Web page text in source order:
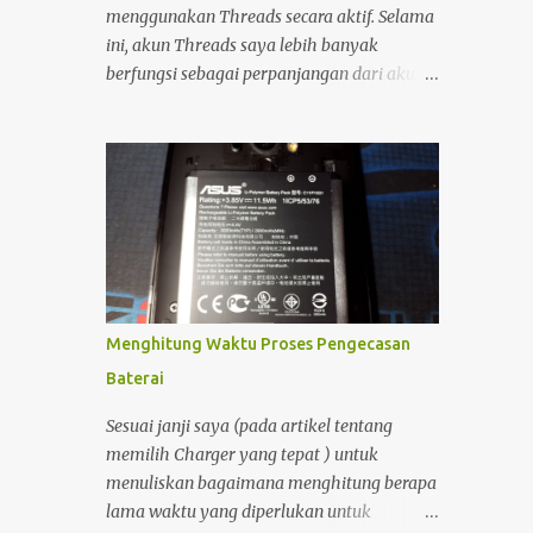
sedari tadi saya bangun.
menggunakan Threads secara aktif. Selama
ini, akun Threads saya lebih banyak
berfungsi sebagai perpanjangan dari akun
Threads. Interaksi yang saya lakukan di
platform tersebut pun relatif minim.
Namun, sekitar setengah bulan yang lalu,
saya mulai kembali aktif membuka dan
menggunakan Threads. Saat menjelajahi
berbagai postingan, saya menemukan
sesuatu yang menarik. Ada seorang pemilik
akun yang menampilkan status bahwa
akun Threads miliknya sudah terhubung
dengan Fediverse . Istilah tersebut cukup
asing bagi saya, sehingga menimbulkan
rasa penasaran.
Menghitung Waktu Proses Pengecasan
Baterai
Sesuai janji saya (pada artikel tentang
memilih Charger yang tepat ) untuk
menuliskan bagaimana menghitung berapa
lama waktu yang diperlukan untuk